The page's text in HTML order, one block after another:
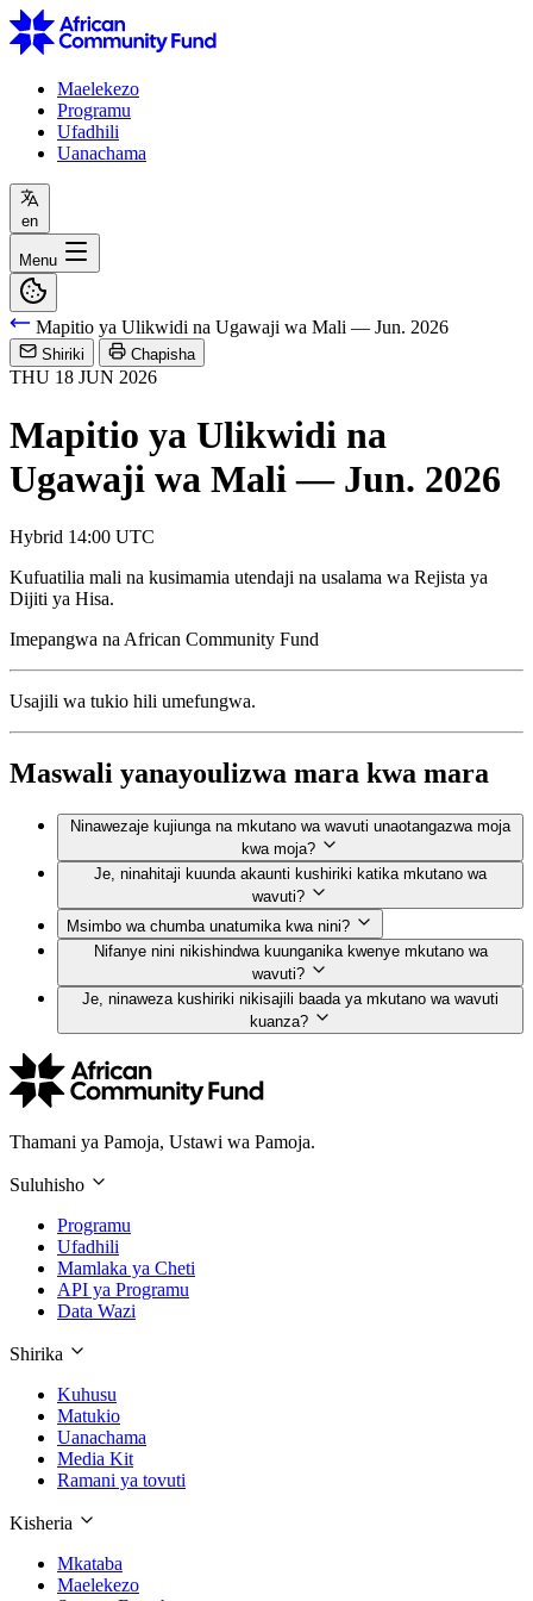
Maelekezo
Programu
Ufadhili
Uanachama
en
Menu
Mapitio ya Ulikwidi na Ugawaji wa Mali — Jun. 2026
Shiriki Chapisha
THU 18 JUN 2026
Mapitio ya Ulikwidi na
Ugawaji wa Mali — Jun. 2026
Hybrid 14:00 UTC
Kufuatilia mali na kusimamia utendaji na usalama wa Rejista ya
Dijiti ya Hisa.
Imepangwa naAfrican Community Fund
Usajili wa tukio hili umefungwa.
Maswali yanayoulizwa mara kwa mara
Ninawezaje kujiunga na mkutano wa wavuti unaotangazwa moja
kwa moja?
Je, ninahitaji kuunda akaunti kushiriki katika mkutano wa
wavuti?
Msimbo wa chumba unatumika kwa nini?
Nifanye nini nikishindwa kuunganika kwenye mkutano wa
wavuti?
Je, ninaweza kushiriki nikisajili baada ya mkutano wa wavuti
kuanza?
Thamani ya Pamoja, Ustawi wa Pamoja.
Suluhisho
Programu
Ufadhili
Mamlaka ya Cheti
API ya Programu
Data Wazi
Shirika
Kuhusu
Matukio
Uanachama
Media Kit
Ramani ya tovuti
Kisheria
Mkataba
Maelekezo